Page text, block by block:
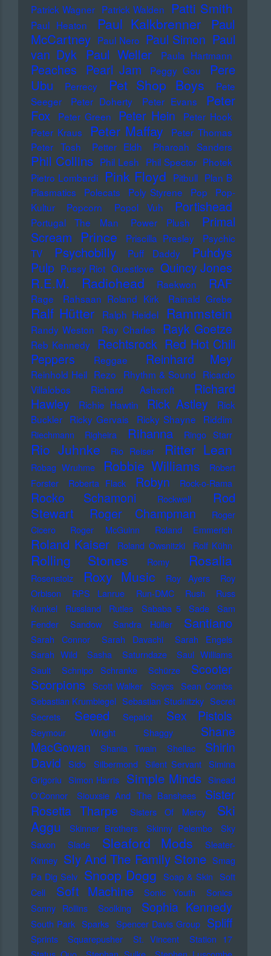
Patrick Wagner Patrick Walden Patti Smith
Paul Heaton Paul Kalkbrenner
Paul
McCartney Paul Nero Paul Simon Paul
van Dyk Paul Weller Paula Hartmann
Peaches Pearl Jam Peggy Gou
Pere
Ubu
Perrecy Pet Shop Boys
Pete
Seeger
Peter Doherty Peter Evans
Peter
Fox
Peter Green Peter Hein
Peter Hook
Peter Kraus
Peter Maffay
Peter Thomas
Peter Tosh
Petter Eldh Pharoah Sanders
Phil Collins Phil Lesh Phil Spector Photek
Pietro Lombardi
Pink Floyd Pitbull Plan B
Plasmatics
Polecats Poly Styrene Pop
Pop-
Kultur
Popcorn Popol Vuh Portishead
Portugal The Man Power Plush
Primal
Scream
Prince Priscilla Presley
Psychic
TV
Psychobilly Puff Daddy
Puhdys
Pulp Pussy Riot Questlove Quincy Jones
R.E.M. Radiohead Raekwon RAF
Rage Rahsaan Roland Kirk Rainald Grebe
Ralf Hütter Ralph Heidel Rammstein
Randy Weston Ray Charles Rayk Goetze
Reb Kennedy Rechtsrock Red Hot Chili
Peppers
Reggae Reinhard Mey
Reinhold Heil Rezo Rhythm & Sound Ricardo
Villalobos
Richard Ashcroft
Richard
Hawley
Richie Hawtin Rick Astley
Rick
Buckler
Ricky Gervais Ricky Shayne Riddim
Riechmann Righeira Rihanna Ringo Starr
Rio Juhnke Rio Reiser Ritter Lean
Robag Wruhme Robbie Williams
Robert
Forster
Roberta Flack Robyn Rock-o-Rama
Rocko Schamoni Rockwell
Rod
Stewart
Roger Champman
Roger
Cicero
Roger McGuinn Roland Emmerich
Roland Kaiser Roland Owsnitzki Rolf Kühn
Rolling Stones Romy Rosalia
Rosenstolz Roxy Music Roy Ayers
Roy
Orbison
RPS Lanrue Run-DMC Rush
Russ
Kunkel
Russland Rutles Sababa 5 Sade
Sam
Fender
Sandow Sandra Hüller Santiano
Sarah Connor Sarah Davachi
Sarah Engels
Sarah Wild
Sasha Saturndaze
Saul Williams
Sault
Schnipo Schranke Schürze Scooter
Scorpions Scott Walker Scycs Sean Combs
Sebastian Krumbiegel Sebastian Studnitzky Secret
Secrets
Seeed Sepalot Sex Pistols
Seymour Wright Shaggy
Shane
MacGowan
Shania Twain Shellac
Shirin
David
Sido Silbermond Silent Servant Simina
Grigoriu Simon Harris Simple Minds Sinead
O'Connor
Siouxsie And The Banshees
Sister
Rosetta Tharpe
Sisters Of Mercy
Ski
Aggu
Skinner Brothers Skinny Pelembe
Sky
Saxon
Slade Sleaford Mods
Sleater-
Kinney Sly And The Family Stone Smag
Pa Dig Selv Snoop Dogg Soap & Skin Soft
Cell
Soft Machine Sonic Youth
Sonics
Sonny Rollins
Soolking Sophia Kennedy
South Park Sparks Spencer Davis Group Spliff
Sprints Squarepusher St. Vincent
Station 17